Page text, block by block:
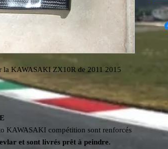
la KAWASAKI ZX10R de 2011 2015
KAWASAKI compétition sont renforcés
et sont livrés prêt à peindre.